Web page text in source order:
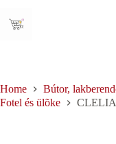
content
Home Bútor,
Fotel és ülõke
CLELIA